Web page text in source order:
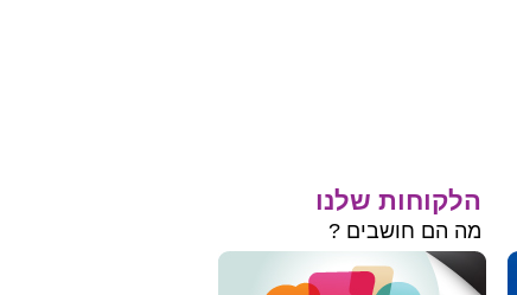
הלקוחות שלנו
מה הם חושבים ?